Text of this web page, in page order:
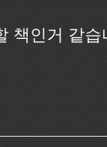
책인거 같